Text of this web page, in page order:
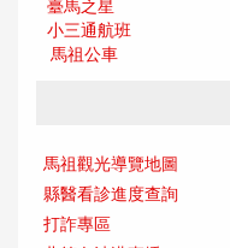
臺馬之星
小三通航班
馬祖公車
馬祖觀光導覽地圖
縣醫看診進度查詢
打詐專區